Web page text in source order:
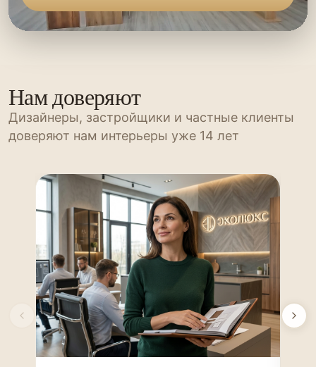
Нам доверяют
Дизайнеры, застройщики и частные клиенты
доверяют нам интерьеры уже 14 лет